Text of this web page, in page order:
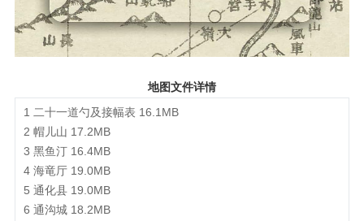
地图文件详情
1 二十一道勺及接幅表 16.1MB
2 帽儿山 17.2MB
3 黑鱼汀 16.4MB
4 海竜厅 19.0MB
5 通化县 19.0MB
6 通沟城 18.2MB